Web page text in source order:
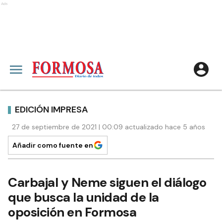
Ads
EDICIÓN IMPRESA
27 de septiembre de 2021 | 00:09 actualizado hace 5 años
Añadir como fuente en
Carbajal y Neme siguen el diálogo
que busca la unidad de la
oposición en Formosa